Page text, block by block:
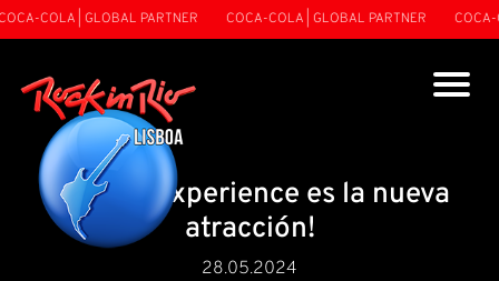
COLA | GLOBAL PARTNER COCA-COLA | GLOBAL PARTNER COCA-
¡The All Experience es la nueva
atracción!
28.05.2024